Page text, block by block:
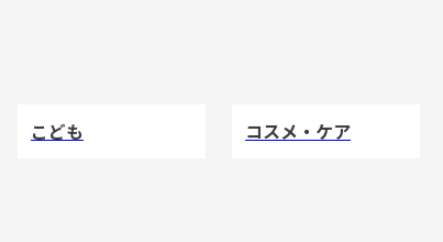
こども コスメ・ケア